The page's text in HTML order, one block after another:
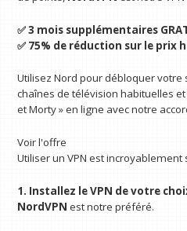
✅ 3 mois supplémentaires
✅ 75% de réduction sur le prix
Utilisez Nord pour débloquer
chaînes de télévision habituelles
et Morty » en ligne avec notre
Voir l'offre
Utiliser un VPN est incroyablement
1. Installez le VPN de votre
NordVPN est notre préféré.